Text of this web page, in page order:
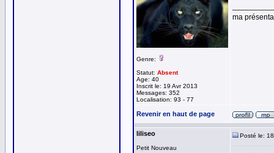
Genre:
Statut: Absent
Age: 40
Inscrit le: 19 Avr 2013
Messages: 352
Localisation: 93 - 77
ma
Revenir en haut de page
liliseo
Petit Nouveau
Posté le: